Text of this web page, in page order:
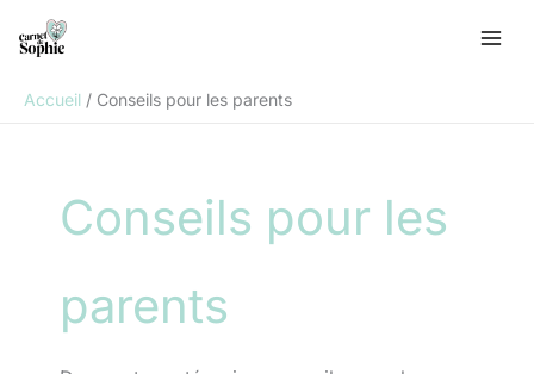
Accueil
Conseils pour les parents
Conseils pour les
parents
e